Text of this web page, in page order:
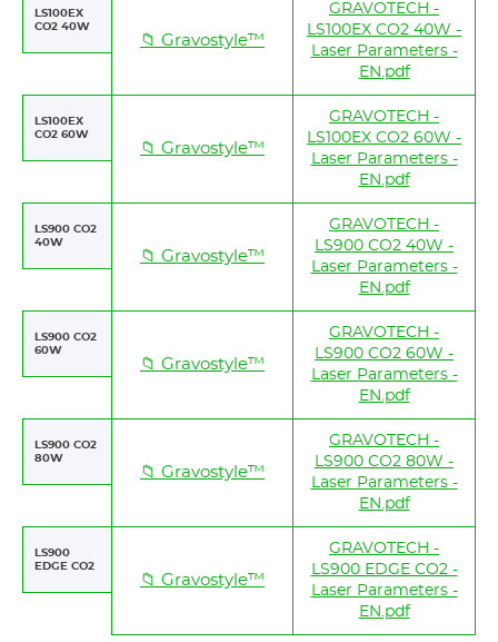
LS100EX
CO2 40W
📁 Gravostyle™
GRAVOTECH -
LS100EX CO2 40W -
Laser Parameters -
EN.pdf
LS100EX
CO2 60W
📁 Gravostyle™
GRAVOTECH -
LS100EX CO2 60W -
Laser Parameters -
EN.pdf
LS900 CO2
40W
📁 Gravostyle™
GRAVOTECH -
LS900 CO2 40W -
Laser Parameters -
EN.pdf
LS900 CO2
60W
📁 Gravostyle™
GRAVOTECH -
LS900 CO2 60W -
Laser Parameters -
EN.pdf
LS900 CO2
80W
📁 Gravostyle™
GRAVOTECH -
LS900 CO2 80W -
Laser Parameters -
EN.pdf
LS900
EDGE CO2
📁 Gravostyle™
GRAVOTECH -
LS900 EDGE CO2 -
Laser Parameters -
EN.pdf